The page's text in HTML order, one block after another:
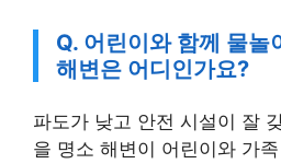
Q. 어린이와 함께 물놀
해변은 어디인가요?
파도가 낮고 안전 시설이 잘
을 명소 해변이 어린이와 가